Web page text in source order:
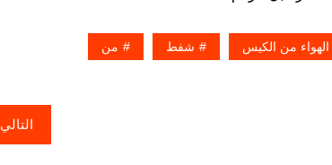
من الكيس شفط من
التالي